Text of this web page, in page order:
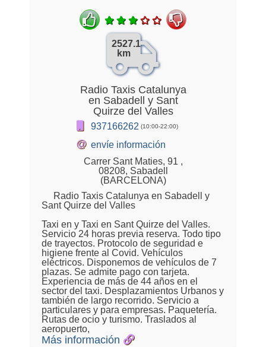
2527.1
km
Radio Taxis Catalunya
en Sabadell y Sant
Quirze del Valles
937166262 (10:00-22:00)
@ envíe información
Carrer Sant Maties, 91 ,
08208, Sabadell
(BARCELONA)
Radio Taxis Catalunya en Sabadell y
Sant Quirze del Valles
Taxi en y Taxi en Sant Quirze del Valles.
Servicio 24 horas previa reserva. Todo tipo
de trayectos. Protocolo de seguridad e
higiene frente al Covid. Vehículos
eléctricos. Disponemos de vehículos de 7
plazas. Se admite pago con tarjeta.
Experiencia de más de 44 años en el
sector del taxi. Desplazamientos Urbanos y
también de largo recorrido. Servicio a
particulares y para empresas. Paquetería.
Rutas de ocio y turismo. Traslados al
aeropuerto,
Más información